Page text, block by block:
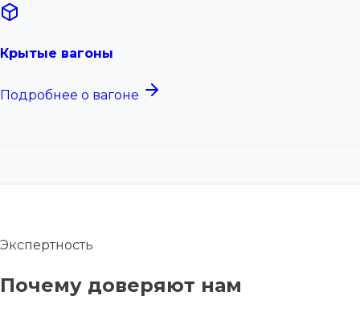
Крытые вагоны
Подробнее о вагоне
Экспертность
Почему доверяют нам